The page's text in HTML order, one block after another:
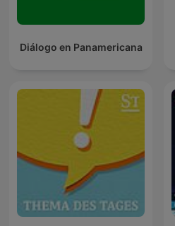
Diálogo en Panamericana